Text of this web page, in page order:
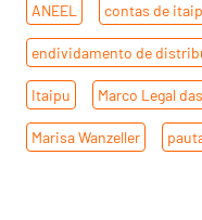
ANEEL contas de
endividamento de
Itaipu Marco Legal
Marisa Wanzeller